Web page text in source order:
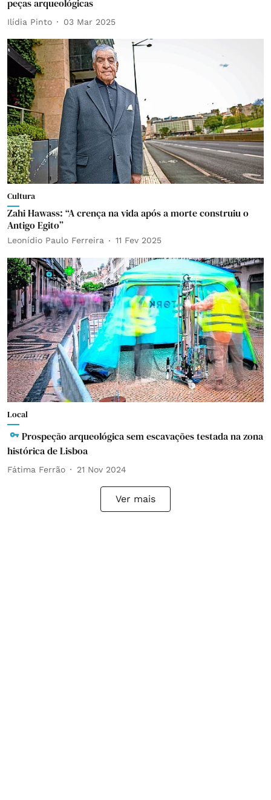
peças arqueológicas
Ilídia Pinto 03 Mar 2025
Cultura
Zahi Hawass: “A crença na vida após a morte construiu o
Antigo Egito”
Leonídio Paulo Ferreira 11 Fev 2025
Local
Prospeção arqueológica sem escavações testada na zona
histórica de Lisboa
Fátima Ferrão 21 Nov 2024
Ver mais